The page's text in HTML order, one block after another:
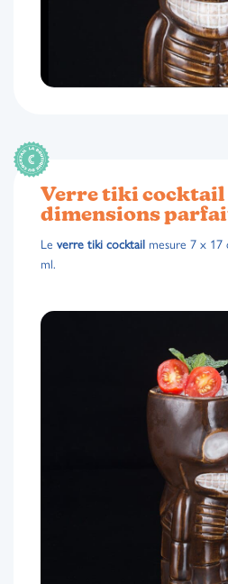
Verre tiki cocktail
dimensions
Le verre tiki cocktail mesure 7 x
ml.